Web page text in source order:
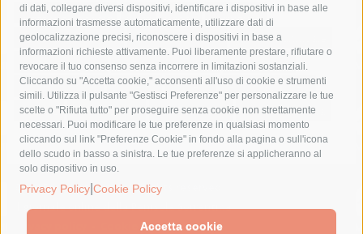
di dati, collegare diversi dispositivi, identificare i dispositivi in base alle
informazioni trasmesse automaticamente, utilizzare dati di
geolocalizzazione precisi, riconoscere i dispositivi in base a
informazioni richieste attivamente. Puoi liberamente prestare, rifiutare o
revocare il tuo consenso senza incorrere in limitazioni sostanziali.
Cliccando su "Accetta cookie," acconsenti all'uso di cookie e strumenti
simili. Utilizza il pulsante "Gestisci Preferenze" per personalizzare le tue
scelte o "Rifiuta tutto" per proseguire senza cookie non strettamente
necessari. Puoi modificare le tue preferenze in qualsiasi momento
cliccando sul link "Preferenze Cookie" in fondo alla pagina o sull'icona
dello scudo in basso a sinistra. Le tue preferenze si applicheranno al
solo dispositivo in uso.
Privacy Policy Cookie Policy
Accetta cookie
massimo coppola
Meta napoli
ordinanza
penisola sorrentina
piano di sorrento
polizia municipale
protezione civile
Regione Campania
sant'agnello
sindaco cuomo
sorrento studenti temporali
treni
turismo
Vico Equense villa fiorentino vincenzo de luca
© 2015 SorrentoPress. All rights reserved.
Il giornale online della Penisola Sorrentina
Cookie Policy